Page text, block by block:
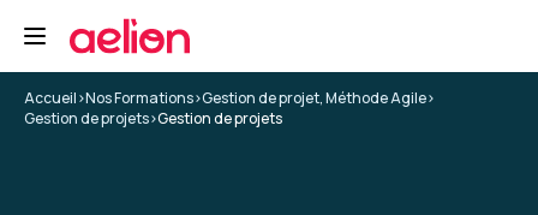
Accueil>Nos Formations>Gestion de projet, Méthode Agile>
Gestion de projets>Gestion de projets
Excellente formation de deux jours, qui aborde
d'abord le projet, puis l'humain.
Les sujets traités par le formateur Hervé
Bonnaud sont très pertinents, et son